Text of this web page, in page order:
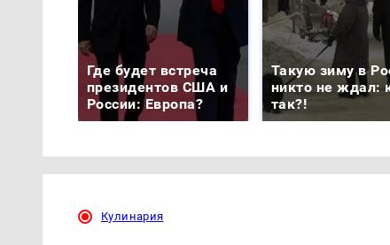
Где будет встреча
президентов США и
России: Европа?
Такую зиму в
никто не ждал:
так?!
Кулинария